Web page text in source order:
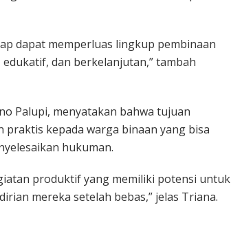
dapat memperluas lingkup pembinaan
dan berkelanjutan,” tambah
Palupi, menyatakan bahwa tujuan
kepada warga binaan yang bisa
hukuman.
produktif yang memiliki potensi untuk
mereka setelah bebas,” jelas Triana.